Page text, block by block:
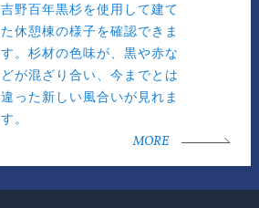
吉野百年黒杉を使用して建て
た休憩棟の様子を確認できま
す。杉材の色味が、黒や赤な
どが混ざり合い、今までとは
違った新しい風合いが見れま
す。
MORE